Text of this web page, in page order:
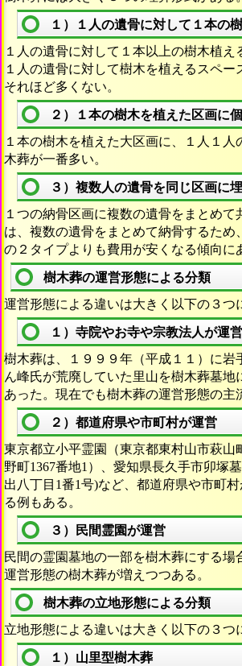
１）１人の遺骨に対して１本の
１人の遺骨に対して１本以上の樹木植
１人の遺骨に対して樹木を植えるスペ
それほど多くない。
２）１本の樹木を植えた区画に
１本の樹木を植えた大区画に、１人１
木葬が一番多い。
３）複数人の遺骨を同じ区画に
１つの納骨区画に複数の遺骨をまとめ
は、複数の遺骨をまとめて納骨するた
の２タイプよりも費用が安くなる傾向に
樹木葬の運営形態による分類
運営形態による違いは大きく以下の３つ
１）寺院やお寺や宗教法人が運営
樹木葬は、１９９９年（平成１１）に
ん峰氏が荒廃していた里山を樹木葬墓
あった。現在でも樹木葬の運営形態の主
２）都道府県や市町村が運営
東京都立小平霊園（東京都東村山市萩
野町1367番地1）、愛知県長久手市卯塚
出八丁目1番1号)など、都道府県や市町
る例もある。
３）民間霊園が運営
民間の霊園墓地の一部を樹木葬にする
運営形態の樹木葬が増えつつある。
樹木葬の立地形態による分類
立地形態による違いは大きく以下の３つ
１）山里型樹木葬